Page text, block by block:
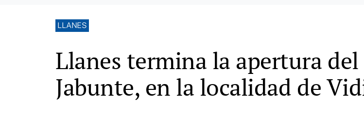
LLANES
Llanes termina la apertura
Jabunte, en la localidad de